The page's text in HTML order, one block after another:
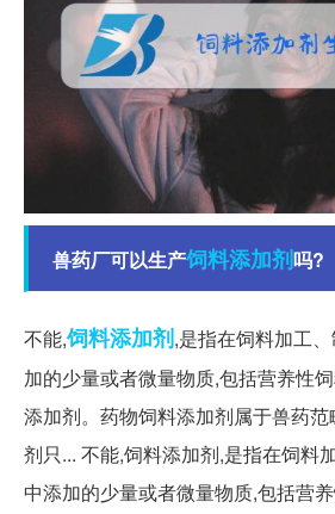
兽药厂可以生产饲料添加剂吗?
不能,饲料添加剂,是指在饲料加工
加的少量或者微量物质,包括营养性
添加剂。药物饲料添加剂属于兽药
剂只... 不能,饲料添加剂,是指在饲料
中添加的少量或者微量物质,包括营